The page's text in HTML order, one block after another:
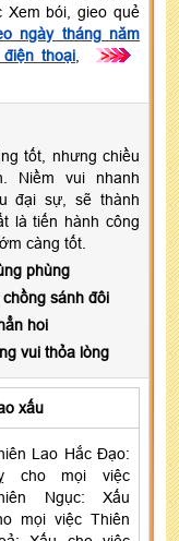
Xem bói, gieo quẻ
ngày tháng năm
thoại
>>>
tốt, nhưng chiều
Niềm vui nhanh
đại sự, sẽ thành
là tiến hành công
càng tốt.
phùng
sánh đôi
hoi
vui thỏa lòng
xấu
Lao Hắc Đạo:
cho mọi việc
Ngục: Xấu
mọi việc Thiên